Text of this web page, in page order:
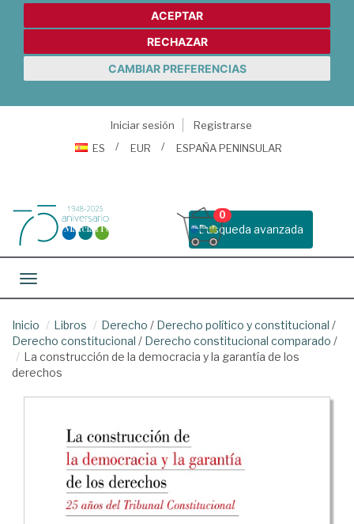
ACEPTAR
RECHAZAR
CAMBIAR PREFERENCIAS
Iniciar sesión
Registrarse
ES
EUR ESPAÑA PENINSULAR
Busqueda avanzada
0
Toggle navigation
Inicio Libros Derecho / Derecho político y constitucional /
Derecho constitucional / Derecho constitucional comparado /
La construcción de la democracia y la garantía de los
derechos